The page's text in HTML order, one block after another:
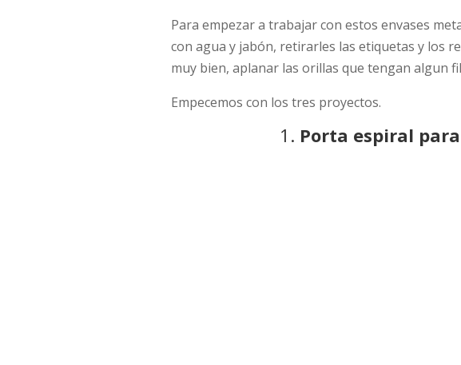
Para empezar a trabajar con estos envases
con agua y jabón, retirarles las etiquetas y los
muy bien, aplanar las orillas que tengan algun
Empecemos con los tres proyectos.
1. Porta espiral